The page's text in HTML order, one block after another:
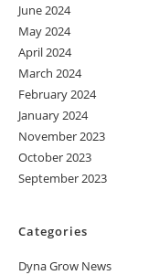
June 2024
May 2024
April 2024
March 2024
February 2024
January 2024
November 2023
October 2023
September 2023
Categories
Dyna Grow News